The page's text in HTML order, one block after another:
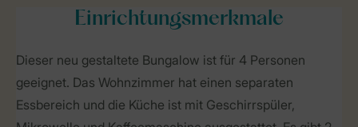
Einrichtungsmerkmale
Dieser neu gestaltete Bungalow ist für 4 Personen
geeignet. Das Wohnzimmer hat einen separaten
Essbereich und die Küche ist mit Geschirrspüler,